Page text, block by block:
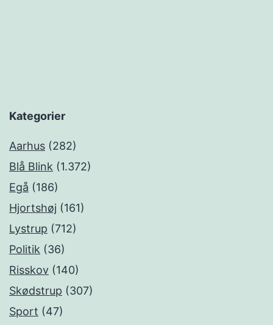
Kategorier
Aarhus (282)
Blå Blink (1.372)
Egå (186)
Hjortshøj (161)
Lystrup (712)
Politik (36)
Risskov (140)
Skødstrup (307)
Sport (47)